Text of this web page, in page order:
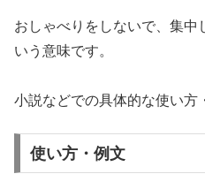
おしゃべりをしないで、集中
いう意味です。
小説などでの具体的な使い方
使い方・例文